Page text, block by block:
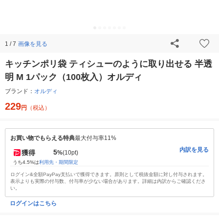
1 / 7 画像を見る
キッチンポリ袋 ティシューのように取り出せる 半透
明 M 1パック（100枚入）オルディ
ブランド： オルディ
229円 （税込）
お買い物でもらえる特典最大付与率11%
獲得 5%(10pt)
うち4.5%は利用先・期間限定
内訳を見る
ログイン&全額PayPay支払いで獲得できます。原則として税抜金額に対し付与されます。
表示よりも実際の付与数、付与率が少ない場合があります。詳細は内訳からご確認くださ
い。
ログインはこちら